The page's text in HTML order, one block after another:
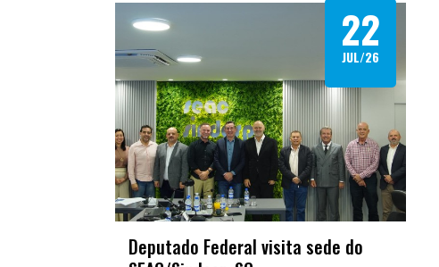
Deputado Federal visita sede do
22
JUL/26